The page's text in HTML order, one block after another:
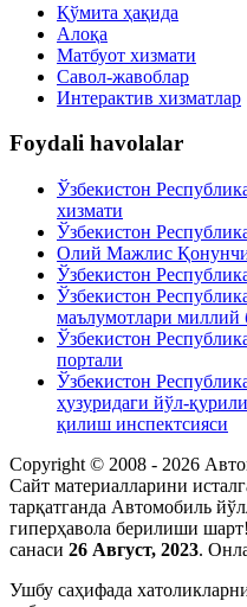
Қўмита ҳақида
Алоқа
Матбуот xизмати
Савол-жавоблар
Интерактив хизматлар
Foydali havolalar
Ўзбекистон
хизмати
Ўзбекистон
Олий Мажлис
Ўзбекистон
Ўзбекистон
маълумотлари миллий
Ўзбекистон
портали
Ўзбекистон
ҳузуридаги йўл-
қилиш инспектсияси
Copyright © 2008 - 2026
Сайт материалларини
тарқатганда Автомобиль
гиперҳавола берилиши
санаси 26 Август, 2023.
Ушбу саҳифада